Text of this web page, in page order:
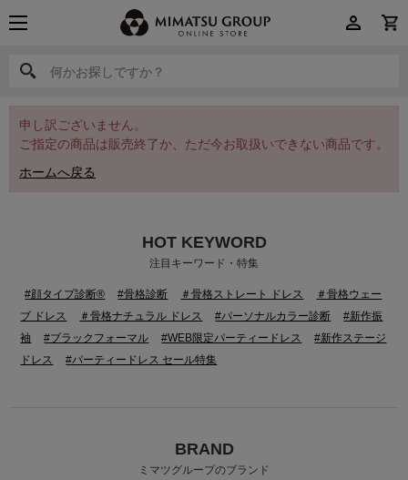
何かお探しですか？
何かお探しですか？
申し訳ございません。
ご指定の商品は販売終了か、ただ今お取扱いできない商品です。
ホームへ戻る
HOT KEYWORD
注目キーワード・特集
#顔タイプ診断® #骨格診断 ＃骨格ストレート ドレス
＃骨格ウェー
ブ ドレス
＃骨格ナチュラル ドレス #パーソナルカラー診断
#新作振
袖
#ブラックフォーマル #WEB限定パーティードレス
#新作ステージ
ドレス
#パーティードレス セール特集
BRAND
ミマツグループのブランド